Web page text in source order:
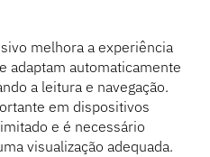
melhora a experiência
adaptam automaticamente
a leitura e navegação.
em dispositivos
e é necessário
visualização adequada.